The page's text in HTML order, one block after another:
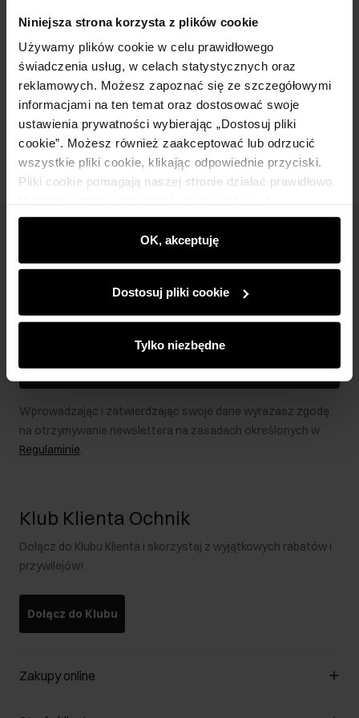
Niniejsza strona korzysta z plików cookie
Używamy plików cookie w celu prawidłowego
świadczenia usług, w celach statystycznych oraz
reklamowych. Możesz zapoznać się ze szczegółowymi
informacjami na ten temat oraz dostosować swoje
ustawienia prywatności wybierając „Dostosuj pliki
cookie”. Możesz również zaakceptować lub odrzucić
wszystkie pliki cookie, klikając odpowiednie przyciski.
Pliki cookie pomagają naszej stronie działać prawidłowo.
wyświetlać im dopasowane do ich preferencji treści,
rekomendacje oraz komunikaty reklamowe informujące o
najnowszych promocjach w e-sklepie. Informacje o tym,
partnerom społecznościowym, reklamowym i
analitycznym. Partnerzy mogą połączyć te informacje z
podczas korzystania z ich usług.
OK, akceptuję
Dostosuj pliki cookie
Tylko niezbędne
Szczegóły
Skład
Opinie
Bądź na bieżąco z nowościami i promocjami!
Zapisz się
Wprowadzając i zatwierdzając swoje dane wyrażasz zgodę
na otrzymywanie newslettera na zasadach określonych w
Regulaminie.
Klub Klienta Ochnik
Dołącz do Klubu Klienta i skorzystaj z wyjątkowych rabatów i
przywilejów!
Dołącz do Klubu
Zakupy online
Zarządzaj cookies